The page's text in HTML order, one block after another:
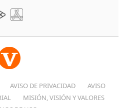
AVISO DE PRIVACIDAD
AVISO
MISIÓN, VISIÓN Y VALORES